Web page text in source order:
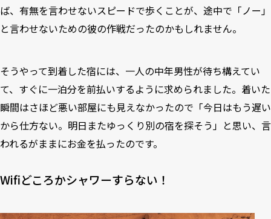
ば、有無を言わせないスピードで歩くことが、途中で「ノー」
と言わせないための彼の作戦だったのかもしれません。
そうやって到着した宿には、一人の中年男性が待ち構えてい
て、すぐに一泊分を前払いするように求められました。着いた
瞬間はさほど悪い部屋にも見えなかったので「今日はもう遅い
から仕方ない。明日またゆっくり別の宿を探そう」と思い、言
われるがままにお金を払ったのです。
Wifiどころかシャワーすらない！